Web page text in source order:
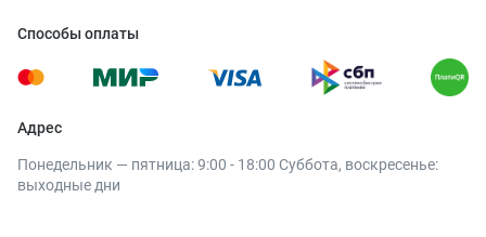
Способы оплаты
Адрес
Понедельник — пятница: 9:00 - 18:00 Суббота, воскресенье:
выходные дни